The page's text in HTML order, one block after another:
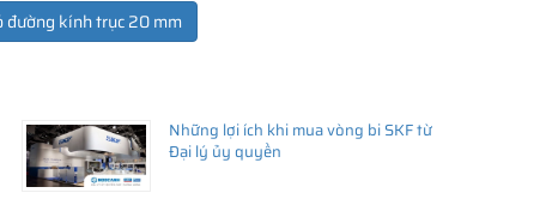
đường kính trục 20 mm
Những lợi ích khi mua vòng bi SKF từ
Đại lý ủy quyền